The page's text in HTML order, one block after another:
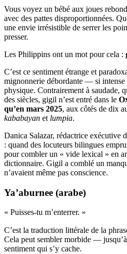
Vous voyez un bébé aux joues
avec des pattes disproportionnées.
une envie irrésistible de serrer les
presser.
Les Philippins ont un mot pour cela :
C’est ce sentiment étrange et
mignonnerie débordante — si intense
physique. Contrairement à saudade,
des siècles, gigil n’est entré dans le
qu’en mars 2025, aux côtés de dix
kababayan et lumpia.
Danica Salazar, rédactrice exécutive
: quand des locuteurs bilingues
pour combler un « vide lexical » en
dictionnaire. Gigil a comblé un
n’avaient même pas conscience.
Ya’aburnee (arabe)
« Puisses-tu m’enterrer. »
C’est la traduction littérale de la
Cela peut sembler morbide —
sentiment qui s’y cache.